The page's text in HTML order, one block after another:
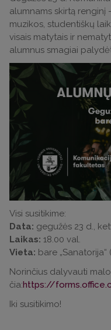
alumnams skirtą renginį
muzikos, studentiškų
visais matytais ir
alumnus smagiai
Visi susitikime:
Data: gegužės 23 d.,
Laikas: 18.00 val.
Vieta: bare „Sanatorija“
Norinčius dalyvauti
čia:https://
Iki susitikimo!